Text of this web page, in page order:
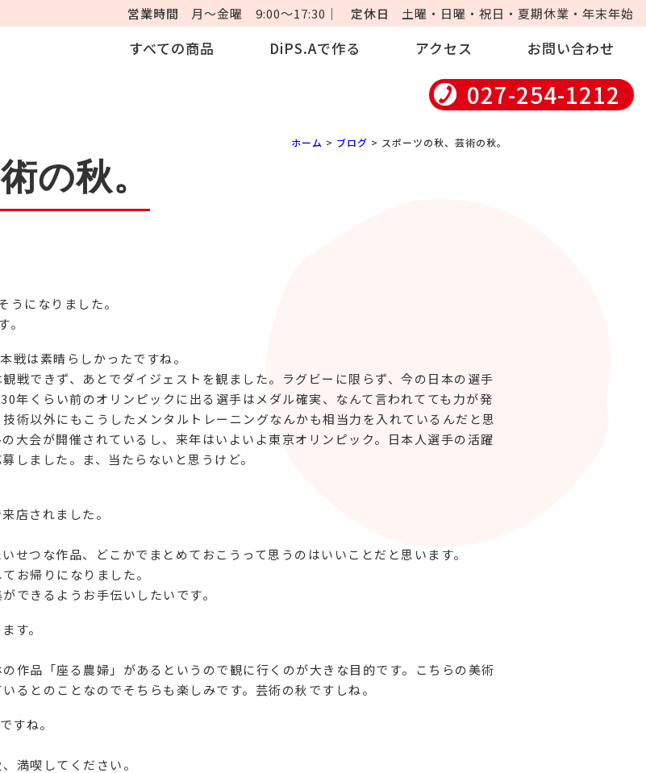
営業時間 月～金曜 9:00～17:30｜ 定休日 土曜・日曜・祝日・夏期休業・年末年始
すべての商品 DiPS.Aで作る アクセス お問い合わせ
027-254-1212
ホーム > ブログ > スポーツの秋、芸術の秋。
の秋。
になりました。
戦は素晴らしかったですね。
戦できず、あとでダイジェストを観ました。ラグビーに限らず、今の日本の選手
年くらい前のオリンピックに出る選手はメダル確実、なんて言われてても力が発
術以外にもこうしたメンタルトレーニングなんかも相当力を入れているんだと思
大会が開催されているし、来年はいよいよ東京オリンピック。日本人選手の活躍
しました。ま、当たらないと思うけど。
店されました。
せつな作品、どこかでまとめておこうって思うのはいいことだと思います。
お帰りになりました。
できるようお手伝いしたいです。
す。
作品「座る農婦」があるというので観に行くのが大きな目的です。こちらの美術
るとのことなのでそちらも楽しみです。芸術の秋ですしね。
すね。
満喫してください。